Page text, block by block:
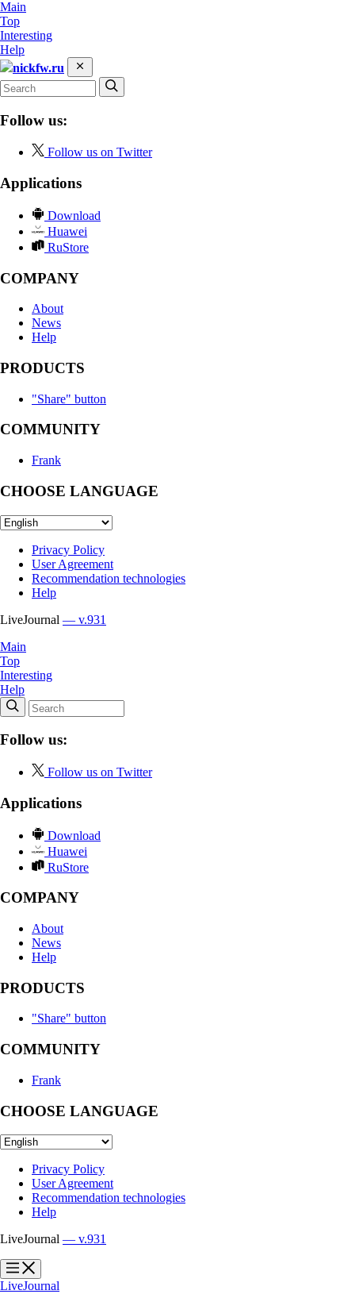
Main
Top
Interesting
Help
nickfw.ru
Follow us:
Follow us on Twitter
Applications
Download
Huawei
RuStore
COMPANY
About
News
Help
PRODUCTS
"Share" button
COMMUNITY
Frank
CHOOSE LANGUAGE
Privacy Policy
User Agreement
Recommendation technologies
Help
LiveJournal — v.931
Main
Top
Interesting
Help
Follow us:
Follow us on Twitter
Applications
Download
Huawei
RuStore
COMPANY
About
News
Help
PRODUCTS
"Share" button
COMMUNITY
Frank
CHOOSE LANGUAGE
Privacy Policy
User Agreement
Recommendation technologies
Help
LiveJournal — v.931
?
?
LiveJournal